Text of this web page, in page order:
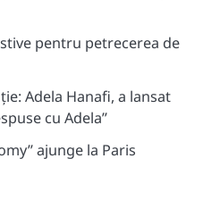
pentru petrecerea de
Adela Hanafi, a lansat
cu Adela”
ajunge la Paris